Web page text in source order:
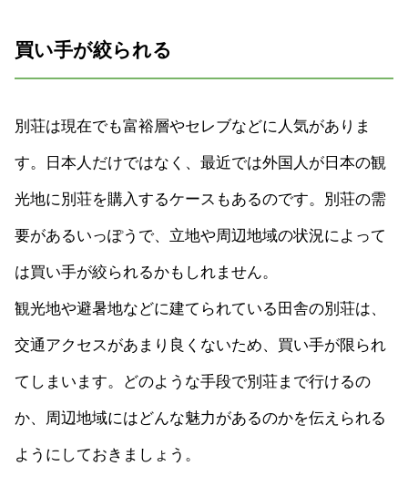
買い手が絞られる
別荘は現在でも富裕層やセレブなどに人気がありま
す。日本人だけではなく、最近では外国人が日本の観
光地に別荘を購入するケースもあるのです。別荘の需
要があるいっぽうで、立地や周辺地域の状況によって
は買い手が絞られるかもしれません。
観光地や避暑地などに建てられている田舎の別荘は、
交通アクセスがあまり良くないため、買い手が限られ
てしまいます。どのような手段で別荘まで行けるの
か、周辺地域にはどんな魅力があるのかを伝えられる
ようにしておきましょう。